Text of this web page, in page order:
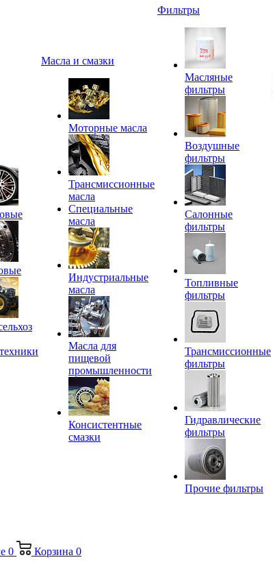
Масла и смазки
Моторные масла
Трансмиссионные
масла
Специальные
масла
Индустриальные
масла
Масла для
пищевой
промышленности
Консистентные
смазки
Фильтры
Масляные
фильтры
Воздушные
фильтры
Салонные
фильтры
Топливные
фильтры
Трансмиссионные
фильтры
Гидравлические
фильтры
Прочие фильтры
0 Корзина 0